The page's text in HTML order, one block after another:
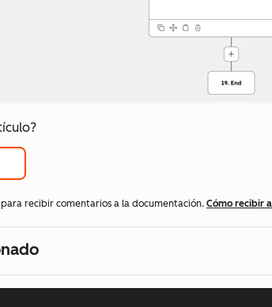
recibir comentarios a la documentación. Cómo recibir